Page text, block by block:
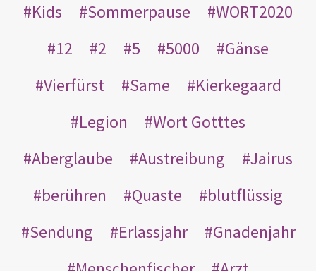
Kids
Sommerpause
WORT2020
12
2 5 5000
Gänse
Vierfürst
Same
Kierkegaard
Legion
Wort Gotttes
Aberglaube
Austreibung
Jairus
berühren
Quaste
blutflüssig
Sendung
Erlassjahr
Gnadenjahr